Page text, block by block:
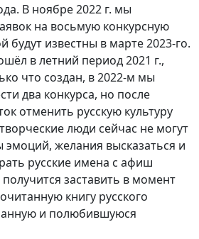
В ноябре 2022 г. мы
на восьмую конкурсную
будут известны в марте 2023-го.
в летний период 2021 г.,
что создан, в 2022-м мы
два конкурса, но после
отменить русскую культуру
люди сейчас не могут
желания высказаться и
русские имена с афиш
заставить в момент
книгу русского
и полюбившуюся